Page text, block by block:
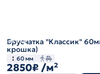
Брусчатка "Классик"
крошка)
60 мм
2850₽ /м²